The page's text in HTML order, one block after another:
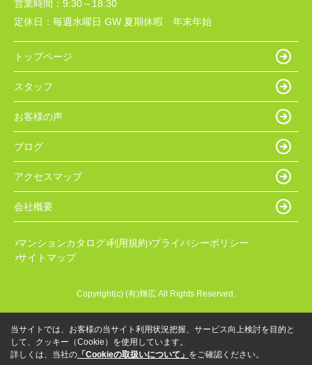
営業時間： 9:30～18:30
定休日： 毎週水曜日 GW 夏期休暇 年末年始
トップページ
スタッフ
お客様の声
ブログ
アクセスマップ
会社概要
マンションカタログ 利用規約 プライバシーポリシー
サイトマップ
Copyright(c) (有)輝広 All Rights Reserved.
当サイトでは、お客様の当サイト利用状況把握、サービス向上検討を目的と
して、クッキー（Cookie）を使用しています。
詳しくは、当社の 「Cookieの取扱いについて」 をご確認ください。